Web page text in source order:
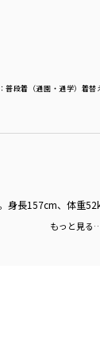
：普段着（通園・通学） 着替
身長157cm、体重
もっと見る